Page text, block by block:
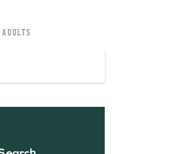
ADULTS